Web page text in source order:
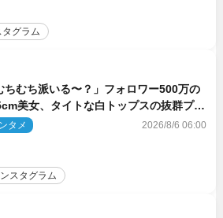
タグラム
ちむち派いる〜？」フォロワー500万の
美女、タイトな白トップスの抜群プロ
ションにネット衝撃
タメ 2026/8/6 06:00
スタグラム